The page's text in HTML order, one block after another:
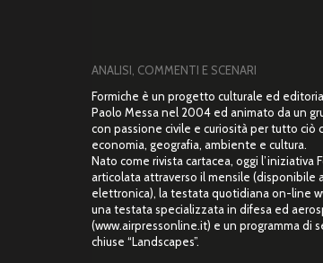
ANALISI, COMMENTI E SCENARI
Formiche è un progetto culturale ed
Paolo Messa nel 2004 ed animato da un
con passione civile e curiosità per tutto ciò
economia, geografia, ambiente e cultura.
Nato come rivista cartacea, oggi l’iniziativa
articolata attraverso il mensile (disponibile
elettronica), la testata quotidiana on-line
una testata specializzata in difesa ed
(www.airpressonline.it) e un programma di
chiuse “Landscapes”.